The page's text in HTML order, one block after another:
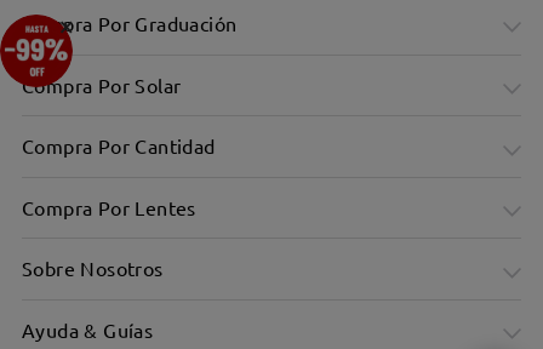
Compra Por Graduación
Compra Por Solar
Compra Por Cantidad
Compra Por Lentes
Sobre Nosotros
Ayuda & Guías
×